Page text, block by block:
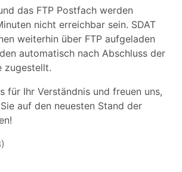
das FTP Postfach werden
nicht erreichbar sein. SDAT
weiterhin über FTP aufgeladen
automatisch nach Abschluss der
zugestellt.
für Ihr Verständnis und freuen uns,
auf den neuesten Stand der